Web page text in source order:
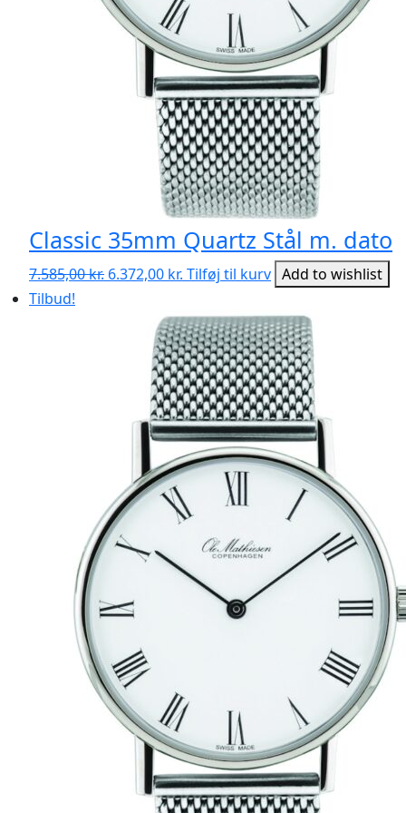
Classic 35mm Quartz Stål m. dato
7.585,00kr. Den
7.585,00 kr..
6.372,00 kr. Den
pris
er:
6.372,00 kr..
Tilføj til kurv Add to wishlist
Tilbud!